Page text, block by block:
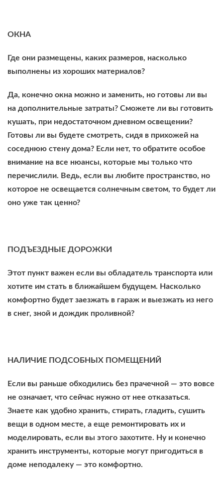
ОКНА
Где они размещены, каких размеров, насколько
выполнены из хороших материалов?
Да, конечно окна можно и заменить, но готовы ли вы
на дополнительные затраты? Сможете ли вы готовить
кушать, при недостаточном дневном освещении?
Готовы ли вы будете смотреть, сидя в прихожей на
соседнюю стену дома? Если нет, то обратите особое
внимание на все нюансы, которые мы только что
перечислили. Ведь, если вы любите пространство, но
которое не освещается солнечным светом, то будет ли
оно уже так ценно?
ПОДЪЕЗДНЫЕ ДОРОЖКИ
Этот пункт важен если вы обладатель транспорта или
хотите им стать в ближайшем будущем. Насколько
комфортно будет заезжать в гараж и выезжать из него
в снег, зной и дождик проливной?
НАЛИЧИЕ ПОДСОБНЫХ ПОМЕЩЕНИЙ
Если вы раньше обходились без прачечной — это вовсе
не означает, что сейчас нужно от нее отказаться.
Знаете как удобно хранить, стирать, гладить, сушить
вещи в одном месте, а еще ремонтировать их и
моделировать, если вы этого захотите. Ну и конечно
хранить инструменты, которые могут пригодиться в
доме неподалеку — это комфортно.